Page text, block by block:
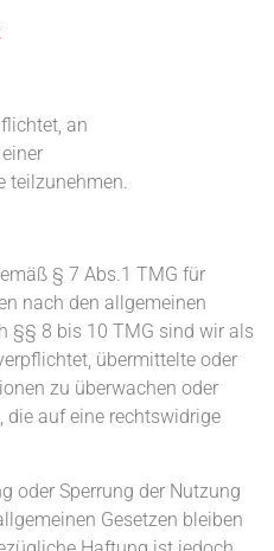
an
teilzunehmen.
§ 7 Abs.1 TMG für
nach den allgemeinen
§§ 8 bis 10 TMG sind wir als
übermittelte oder
zu überwachen oder
die auf eine rechtswidrige
oder Sperrung der Nutzung
Gesetzen bleiben